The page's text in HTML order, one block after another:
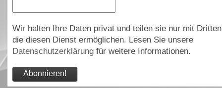
Wir halten Ihre Daten privat und teilen sie nur mit
die diesen Dienst ermöglichen. Lesen Sie unsere
Datenschutzerklärungfür weitere Informationen.